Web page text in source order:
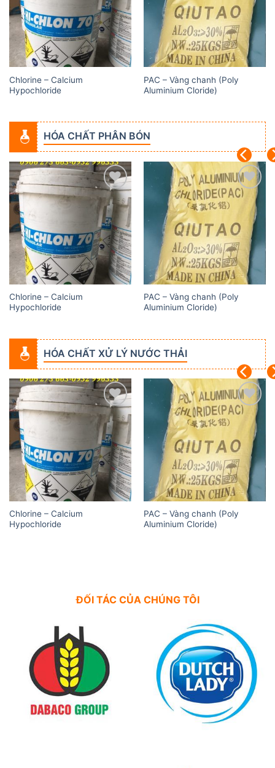
Chlorine – Calcium
Hypochloride
PAC – Vàng chanh (Poly
Aluminium Cloride)
HÓA CHẤT PHÂN BÓN
Add to
wishlist
Chlorine – Calcium
Hypochloride
Add to
wishlist
PAC – Vàng chanh (Poly
Aluminium Cloride)
HÓA CHẤT XỬ LÝ NƯỚC THẢI
Add to
wishlist
Chlorine – Calcium
Hypochloride
Add to
wishlist
PAC – Vàng chanh (Poly
Aluminium Cloride)
ĐỐI TÁC CỦA CHÚNG TÔI